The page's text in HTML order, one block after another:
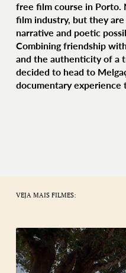
free film course in Porto.
film industry, but they
narrative and poetic
Combining friendship
and the authenticity of a
decided to head to
documentary experience
VEJA MAIS FILMES: